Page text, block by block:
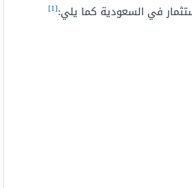
في السعودية كما يلي:[1]